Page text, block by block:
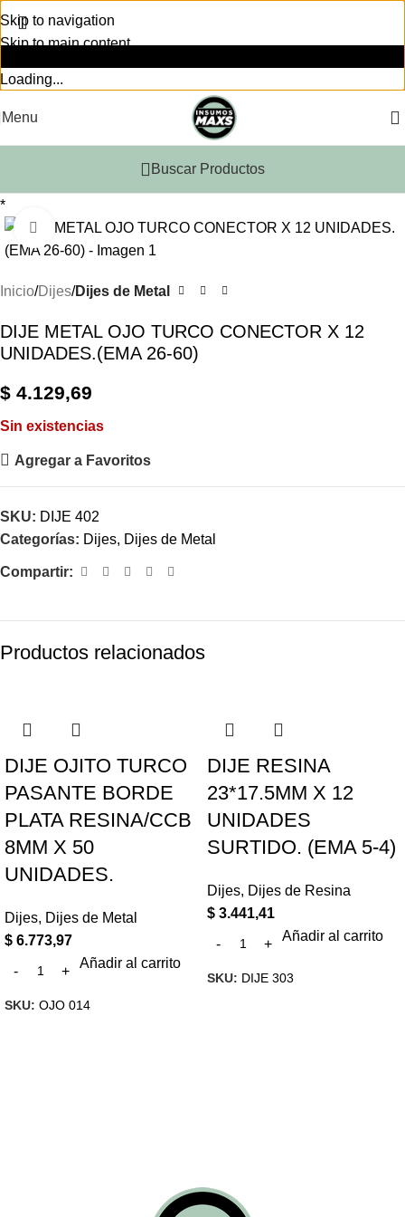
Loading...
Skip to navigation
Skip to main content
Menu
Buscar Productos
*
Click to enlarge
Inicio Dijes Dijes de Metal
DIJE METAL OJO TURCO CONECTOR X 12
UNIDADES.(EMA 26-60)
$ 4.129,69
Sin existencias
Agregar a Favoritos
SKU: DIJE 402
Categorías: Dijes, Dijes de Metal
Compartir:
Productos relacionados
DIJE OJITO TURCO
PASANTE BORDE
PLATA RESINA/CCB
8MM X 50
UNIDADES.
Dijes, Dijes de Metal
$ 6.773,97
Añadir al carrito
SKU: OJO 014
DIJE RESINA
23*17.5MM X 12
UNIDADES
SURTIDO. (EMA 5-4)
Dijes, Dijes de Resina
$ 3.441,41
Añadir al carrito
SKU: DIJE 303